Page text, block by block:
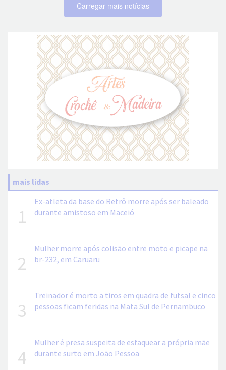
Carregar mais notícias
mais lidas
1
Ex-atleta da base do Retrô morre após ser baleado
durante amistoso em Maceió
2
Mulher morre após colisão entre moto e picape na
br-232, em Caruaru
3
Treinador é morto a tiros em quadra de futsal e cinco
pessoas ficam feridas na Mata Sul de Pernambuco
4
Mulher é presa suspeita de esfaquear a própria mãe
durante surto em João Pessoa